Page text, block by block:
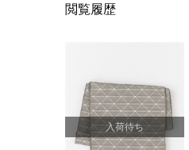
閲覧履歴
入荷待ち